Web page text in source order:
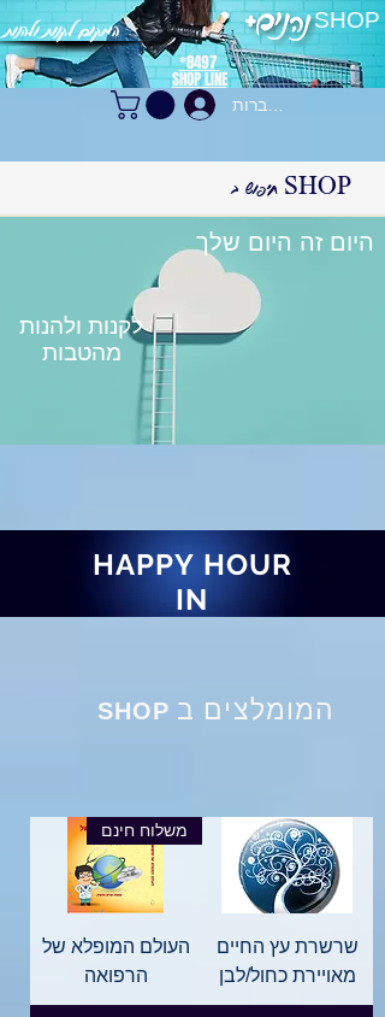
SHOP המקום לקנות ולהנות
8497*
SHOP LINE
התחברות
לקנות ולהנות
מהטבות
HAPPY HOUR
IN
SHOP
שרשרת עץ החיים
מאויירת כחול/לבן
משלוח חינם
העולם המופלא של
הרפואה